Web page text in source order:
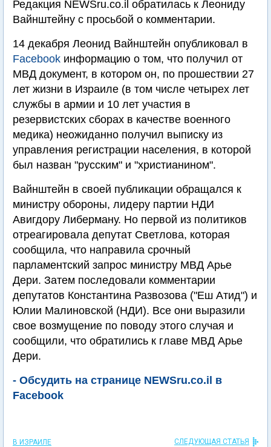
Редакция NEWSru.co.il обратилась к Леониду
Вайнштейну с просьбой о комментарии.
14 декабря Леонид Вайнштейн опубликовал в
Facebook информацию о том, что получил от
МВД документ, в котором он, по прошествии 27
лет жизни в Израиле (в том числе четырех лет
службы в армии и 10 лет участия в
резервистских сборах в качестве военного
медика) неожиданно получил выписку из
управления регистрации населения, в которой
был назван "русским" и "христианином".
Вайнштейн в своей публикации обращался к
министру обороны, лидеру партии НДИ
Авигдору Либерману. Но первой из политиков
отреагировала депутат Светлова, которая
сообщила, что направила срочный
парламентский запрос министру МВД Арье
Дери. Затем последовали комментарии
депутатов Константина Развозова ("Еш Атид") и
Юлии Малиновской (НДИ). Все они выразили
свое возмущение по поводу этого случая и
сообщили, что обратились к главе МВД Арье
Дери.
- Обсудить на странице NEWSru.co.il в
Facebook
В ИЗРАИЛЕ СЛЕДУЮЩАЯ СТАТЬЯ